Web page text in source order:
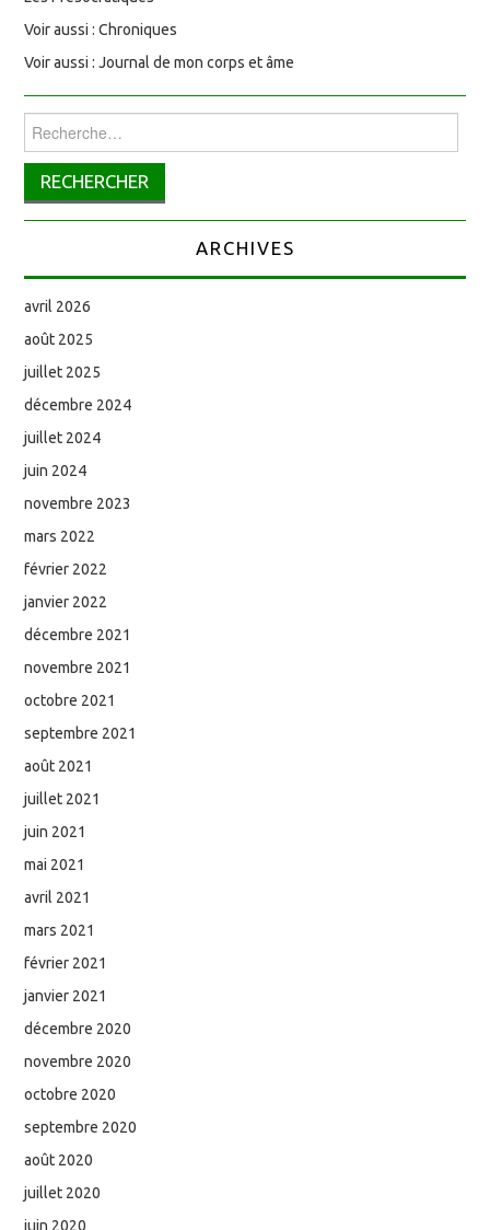
Voir aussi : Chroniques
Voir aussi : Journal de mon corps et âme
Rechercher :
ARCHIVES
avril 2026
août 2025
juillet 2025
décembre 2024
juillet 2024
juin 2024
novembre 2023
mars 2022
février 2022
janvier 2022
décembre 2021
novembre 2021
octobre 2021
septembre 2021
août 2021
juillet 2021
juin 2021
mai 2021
avril 2021
mars 2021
février 2021
janvier 2021
décembre 2020
novembre 2020
octobre 2020
septembre 2020
août 2020
juillet 2020
juin 2020